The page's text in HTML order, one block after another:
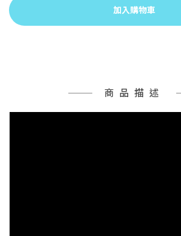
加入購物車
商品描述